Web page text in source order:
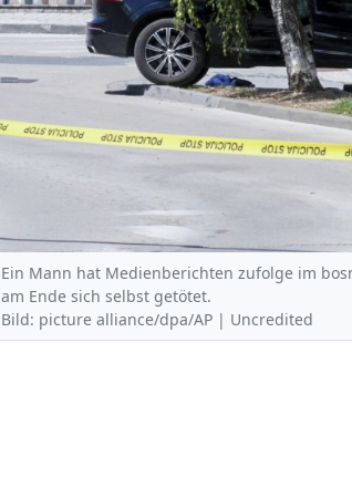
Ein Mann hat Medienberichten zufolge im
am Ende sich selbst getötet.
Bild: picture alliance/dpa/AP | Uncredited